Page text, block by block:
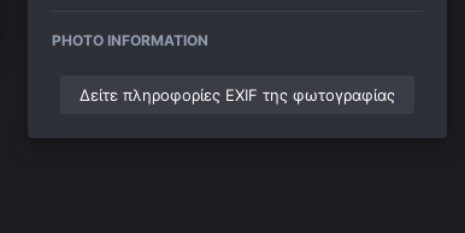
PHOTO INFORMATION
Δείτε πληροφορίες EXIF της φωτογραφίας